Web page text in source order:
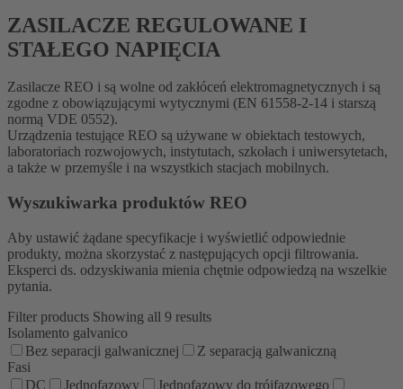
ZASILACZE REGULOWANE I
STAŁEGO NAPIĘCIA
Zasilacze REO i są wolne od zakłóceń elektromagnetycznych i są
zgodne z obowiązującymi wytycznymi (EN 61558-2-14 i starszą
normą VDE 0552).
Urządzenia testujące REO są używane w obiektach testowych,
laboratoriach rozwojowych, instytutach, szkołach i uniwersytetach,
a także w przemyśle i na wszystkich stacjach mobilnych.
Wyszukiwarka produktów REO
Aby ustawić żądane specyfikacje i wyświetlić odpowiednie
produkty, można skorzystać z następujących opcji filtrowania.
Eksperci ds. odzyskiwania mienia chętnie odpowiedzą na wszelkie
pytania.
Filter products Showing all 9 results
Isolamento galvanico
Bez separacji galwanicznej
Z separacją galwaniczną
Fasi
DC
Jednofazowy
Jednofazowy do trójfazowego